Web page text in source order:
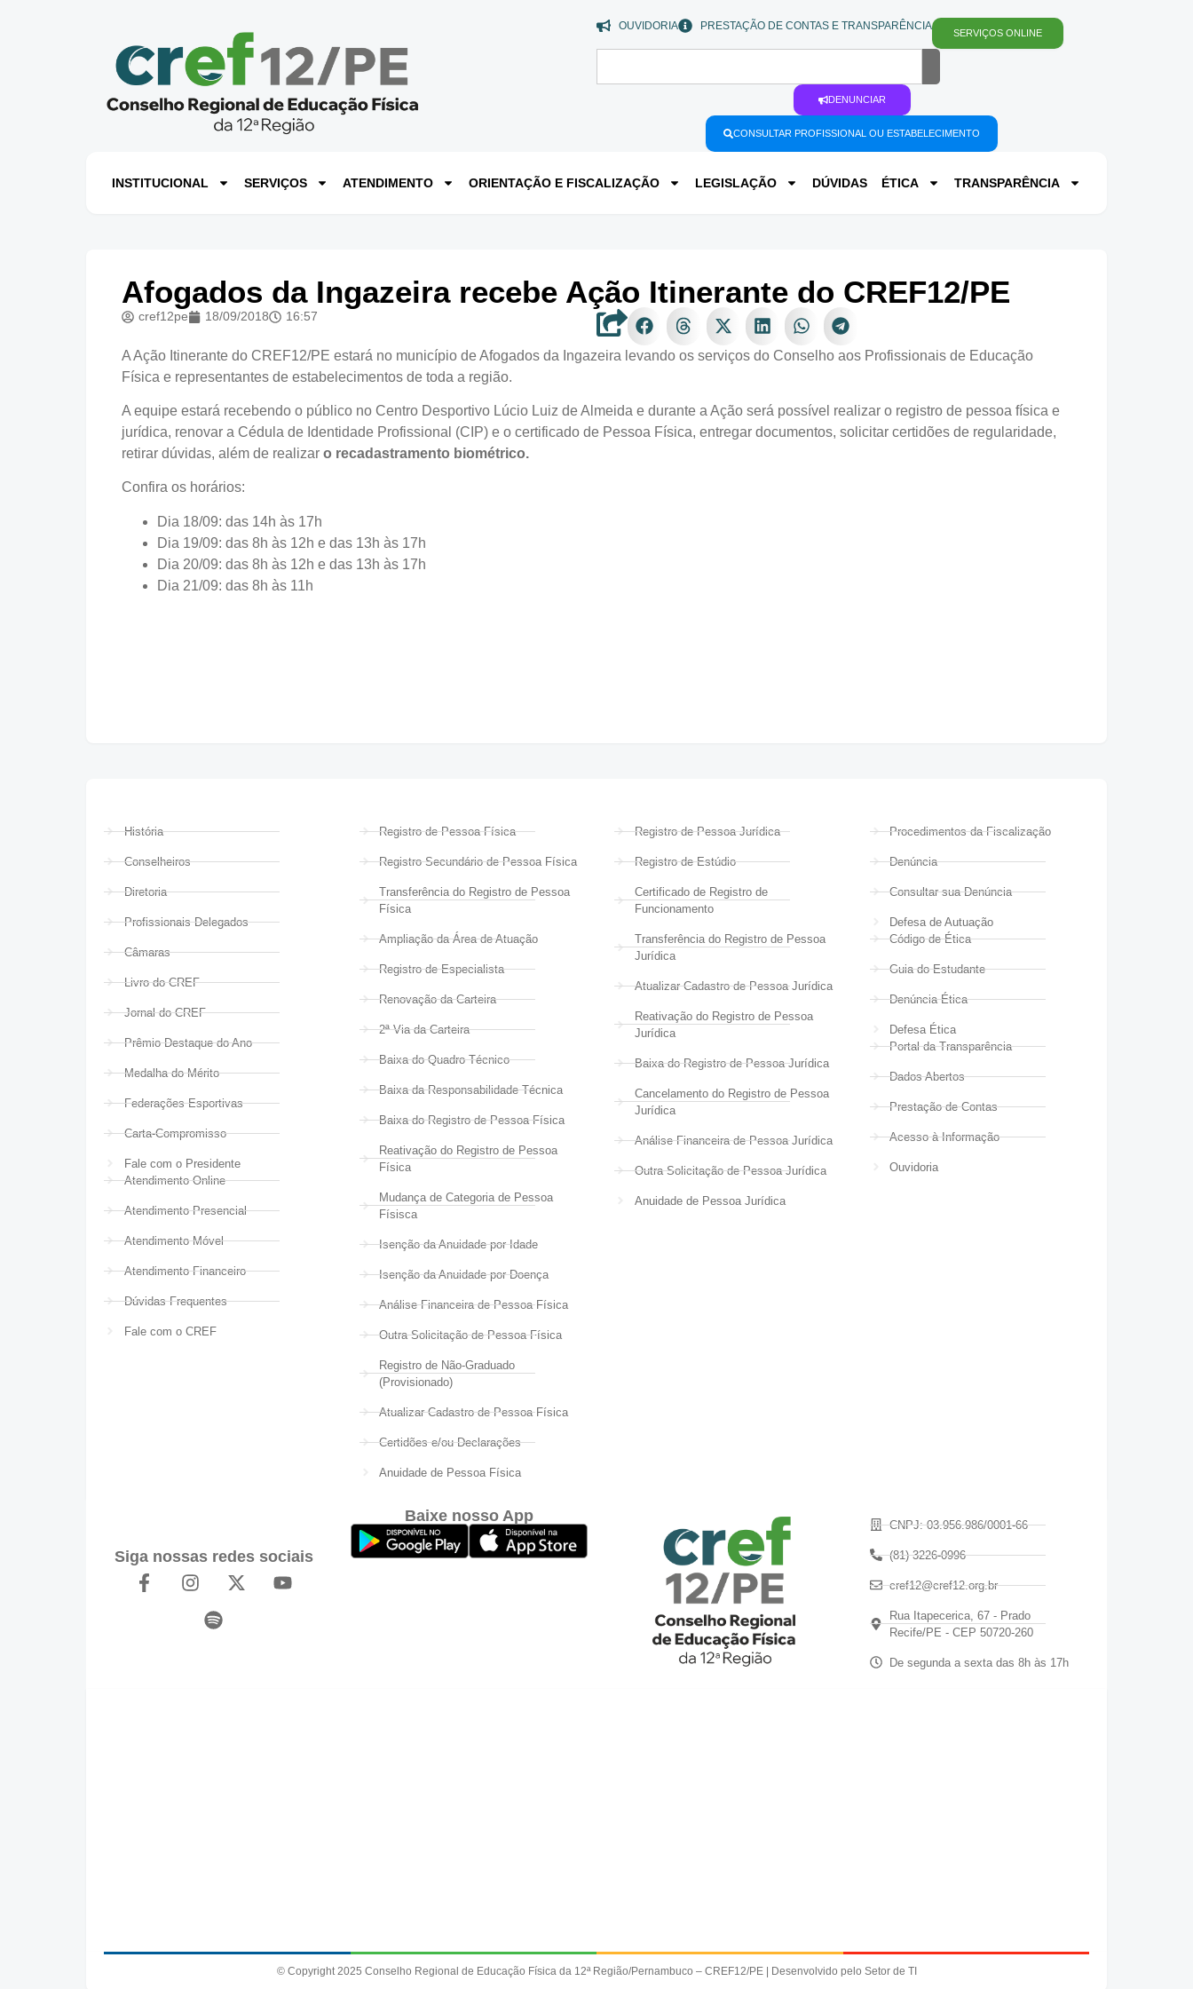
OUVIDORIA PRESTAÇÃO DE CONTAS E TRANSPARÊNCIA
SERVIÇOS ONLINE
DENUNCIAR
CONSULTAR PROFISSIONAL OU ESTABELECIMENTO
INSTITUCIONAL SERVIÇOS ATENDIMENTO ORIENTAÇÃO E FISCALIZAÇÃO LEGISLAÇÃO DÚVIDAS ÉTICA TRANSPARÊNCIA
Afogados da Ingazeira recebe Ação Itinerante do CREF12/PE
cref12pe 18/09/2018 16:57
A Ação Itinerante do CREF12/PE estará no município de Afogados da Ingazeira levando os serviços do Conselho aos Profissionais de Educação
Física e representantes de estabelecimentos de toda a região.
A equipe estará recebendo o público no Centro Desportivo Lúcio Luiz de Almeida e durante a Ação será possível realizar o registro de pessoa física e
jurídica, renovar a Cédula de Identidade Profissional (CIP) e o certificado de Pessoa Física, entregar documentos, solicitar certidões de regularidade,
retirar dúvidas, além de realizar o recadastramento biométrico.
Confira os horários:
Dia 18/09: das 14h às 17h
Dia 19/09: das 8h às 12h e das 13h às 17h
Dia 20/09: das 8h às 12h e das 13h às 17h
Dia 21/09: das 8h às 11h
História
Conselheiros
Diretoria
Profissionais Delegados
Câmaras
Livro do CREF
Jornal do CREF
Prêmio Destaque do Ano
Medalha do Mérito
Federações Esportivas
Carta-Compromisso
Fale com o Presidente
Atendimento Online
Atendimento Presencial
Atendimento Móvel
Atendimento Financeiro
Dúvidas Frequentes
Fale com o CREF
Registro de Pessoa Física
Registro Secundário de Pessoa Física
Transferência do Registro de Pessoa
Física
Ampliação da Área de Atuação
Registro de Especialista
Renovação da Carteira
2ª Via da Carteira
Baixa do Quadro Técnico
Baixa da Responsabilidade Técnica
Baixa do Registro de Pessoa Física
Reativação do Registro de Pessoa
Física
Mudança de Categoria de Pessoa
Físisca
Isenção da Anuidade por Idade
Isenção da Anuidade por Doença
Análise Financeira de Pessoa Física
Outra Solicitação de Pessoa Física
Registro de Não-Graduado
(Provisionado)
Atualizar Cadastro de Pessoa Física
Certidões e/ou Declarações
Anuidade de Pessoa Física
Registro de Pessoa Jurídica
Registro de Estúdio
Certificado de Registro de
Funcionamento
Transferência do Registro de Pessoa
Jurídica
Atualizar Cadastro de Pessoa Jurídica
Reativação do Registro de Pessoa
Jurídica
Baixa do Registro de Pessoa Jurídica
Cancelamento do Registro de Pessoa
Jurídica
Análise Financeira de Pessoa Jurídica
Outra Solicitação de Pessoa Jurídica
Anuidade de Pessoa Jurídica
Procedimentos da Fiscalização
Denúncia
Consultar sua Denúncia
Defesa de Autuação
Código de Ética
Guia do Estudante
Denúncia Ética
Defesa Ética
Portal da Transparência
Dados Abertos
Prestação de Contas
Acesso à Informação
Ouvidoria
Siga nossas redes sociais
Baixe nosso App
CNPJ: 03.956.986/0001-66
(81) 3226-0996
cref12@cref12.org.br
Rua Itapecerica, 67 - Prado
Recife/PE - CEP 50720-260
De segunda a sexta das 8h às 17h
© Copyright 2025 Conselho Regional de Educação Física da 12ª Região/Pernambuco – CREF12/PE | Desenvolvido pelo Setor de TI